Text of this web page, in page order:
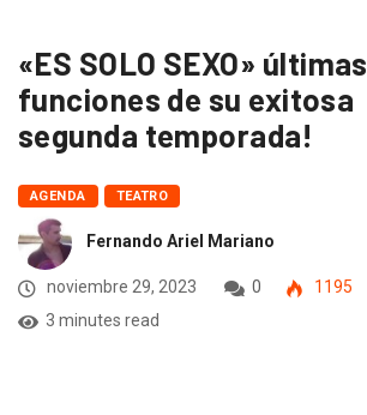
«ES SOLO SEXO» últimas
funciones de su exitosa
segunda temporada!
AGENDA TEATRO
Fernando Ariel Mariano
noviembre 29, 2023 0
1195
3 minutes read